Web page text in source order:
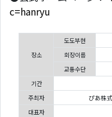
c=hanryu
장소
도도부현
회장이름
교통수단
기간
주최자
ぴあ株
대표자